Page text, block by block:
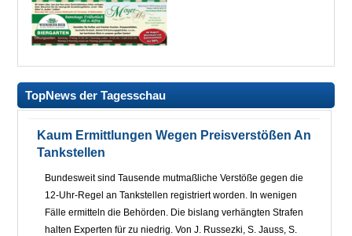
TopNews der Tagesschau
Kaum Ermittlungen Wegen Preisverstößen An
Tankstellen
Bundesweit sind Tausende mutmaßliche Verstöße gegen die
12-Uhr-Regel an Tankstellen registriert worden. In wenigen
Fälle ermitteln die Behörden. Die bislang verhängten Strafen
halten Experten für zu niedrig. Von J. Russezki, S. Jauss, S.